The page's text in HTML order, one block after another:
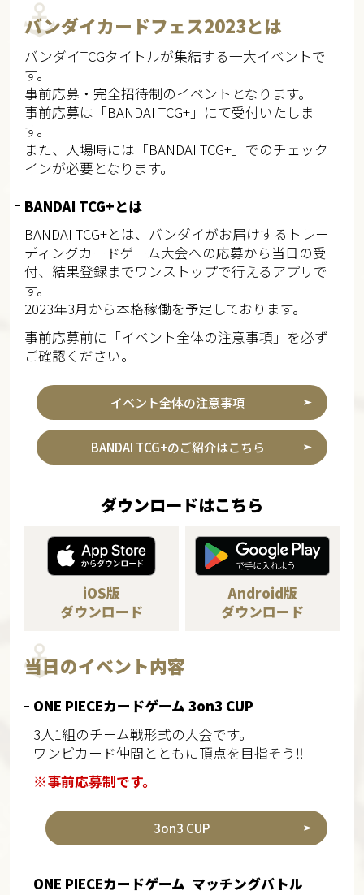
バンダイカードフェス2023とは
バンダイTCGタイトルが集結する一大イベントで
す。
事前応募・完全招待制のイベントとなります。
事前応募は「BANDAI TCG+」にて受付いたしま
す。
また、入場時には「BANDAI TCG+」でのチェック
インが必要となります。
BANDAI TCG+とは
BANDAI TCG+とは、バンダイがお届けするトレー
ディングカードゲーム大会への応募から当日の受
付、結果登録までワンストップで行えるアプリで
す。
2023年3月から本格稼働を予定しております。
事前応募前に「イベント全体の注意事項」を必ず
ご確認ください。
イベント全体の注意事項
BANDAI TCG+のご紹介はこちら
ダウンロードはこちら
iOS版
ダウンロード
Android版
ダウンロード
当日のイベント内容
ONE PIECEカードゲーム 3on3 CUP
3人1組のチーム戦形式の大会です。
ワンピカード仲間とともに頂点を目指そう‼
※事前応募制です。
3on3 CUP
ONE PIECEカードゲーム マッチングバトル